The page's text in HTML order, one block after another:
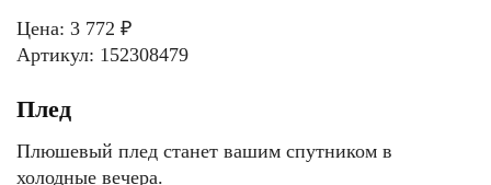
Цена: 3 772 ₽
Артикул: 152308479
Плед
Плюшевый плед станет вашим спутником в
холодные вечера.